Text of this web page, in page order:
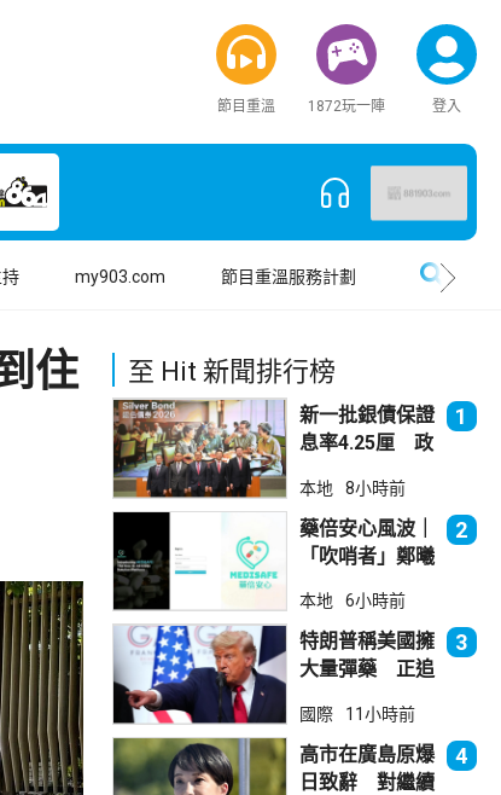
節目重溫 1872玩一陣 登入
持 my903.com 節目重溫服務計劃
住
至 Hit 新聞排行榜
新一批銀債保證
息率4.25厘 政
吸引力
1
本地 8小時前
藥倍安心風波｜
「吹哨者」鄭曦
進行刑事調查
2
本地 6小時前
特朗普稱美國擁
大量彈藥 正追
者」
3
國際 11小時前
高市在廣島原爆
日致辭 對繼續
4